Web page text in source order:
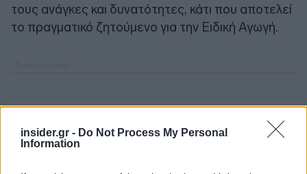
insider.gr - Do Not Process My Personal
Information
τους ανάγκες και δυνατότητες, κάτι που αποτελεί
το πραγματικό ζητούμενο για την Ειδική Αγωγή.